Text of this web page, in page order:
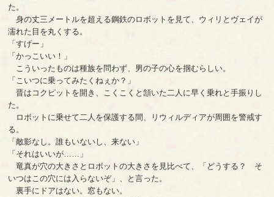
た。
身の丈三メートルを超える鋼鉄のロボットを見て、ウィリとヴェイが
濡れた目を丸くする。
「すげー」
「かっこいい！」
こういったものは種族を問わず、男の子の心を掴むらしい。
「こいつに乗ってみたくねぇか？」
晋はコクピットを開き、こくこくと頷いた二人に早く乗れと手振りし
た。
ロボットに乗せて二人を保護する間、リウィルディアが周囲を警戒す
る。
「敵影なし。誰もいないし、来ない」
「それはいいが……」
竜真が穴の大きさとロボットの大きさを見比べて、「どうする？ そ
いつはこの穴には入らないぞ」、と言った。
裏手にドアはない。窓もない。